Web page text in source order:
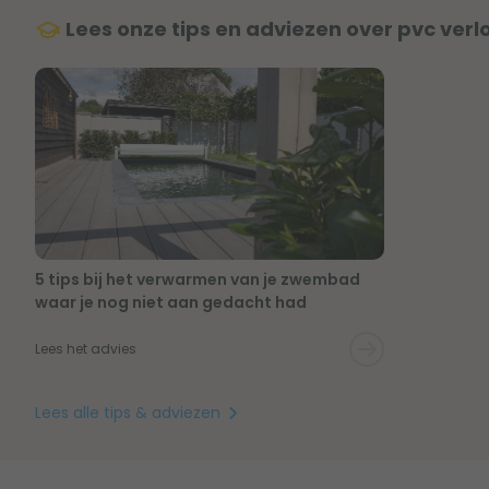
Lees onze tips en adviezen over pvc
5 tips bij het verwarmen van je zwembad
waar je nog niet aan gedacht had
Lees het advies
Lees alle tips & adviezen